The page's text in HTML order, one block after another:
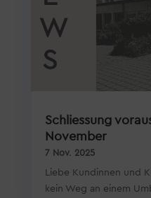
Schliessung
November
7 Nov. 2025
Liebe Kundinnen und
kein Weg an einem